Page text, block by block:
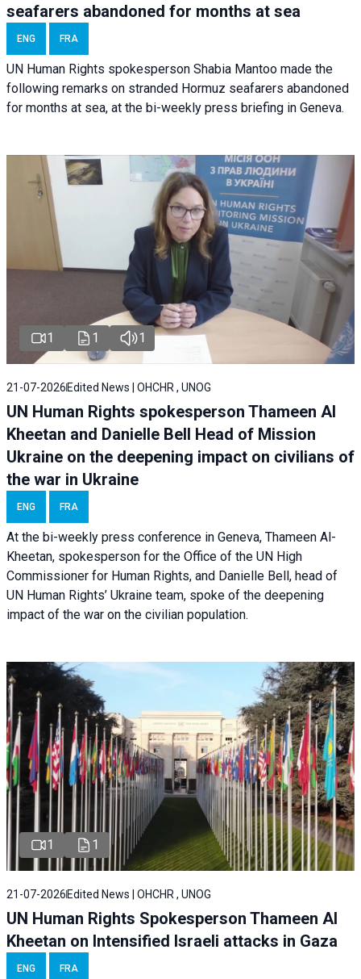
seafarers abandoned for months at sea
ENG FRA
UN Human Rights spokesperson Shabia Mantoo made the
following remarks on stranded Hormuz seafarers abandoned
for months at sea, at the bi-weekly press briefing in Geneva.
1 1 1
21-07-2026 Edited News | OHCHR , UNOG
UN Human Rights spokesperson Thameen Al
Kheetan and Danielle Bell Head of Mission
Ukraine on the deepening impact on civilians of
the war in Ukraine
ENG FRA
At the bi-weekly press conference in Geneva, Thameen Al-
Kheetan, spokesperson for the Office of the UN High
Commissioner for Human Rights, and Danielle Bell, head of
UN Human Rights’ Ukraine team, spoke of the deepening
impact of the war on the civilian population.
1 1
21-07-2026 Edited News | OHCHR , UNOG
UN Human Rights Spokesperson Thameen Al
Kheetan on Intensified Israeli attacks in Gaza
ENG FRA